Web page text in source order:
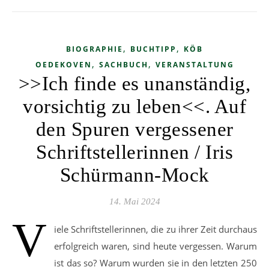
BIOGRAPHIE , BUCHTIPP , KÖB
OEDEKOVEN , SACHBUCH, VERANSTALTUNG
>>Ich finde es unanständig,
vorsichtig zu leben<<. Auf
den Spuren vergessener
Schriftstellerinnen / Iris
Schürmann-Mock
14. Mai 2024
V
iele Schriftstellerinnen, die zu ihrer Zeit durchaus
erfolgreich waren, sind heute vergessen. Warum
ist das so? Warum wurden sie in den letzten 250